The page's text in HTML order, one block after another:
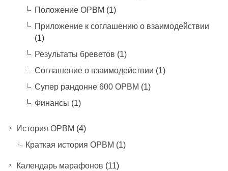
Положение ОРВМ (1)
Приложение к соглашению о взаимодействии
(1)
Результаты бреветов (1)
Соглашение о взаимодействии (1)
Супер рандонне 600 ОРВМ (1)
Финансы (1)
История ОРВМ (4)
Краткая история ОРВМ (1)
Календарь марафонов (11)